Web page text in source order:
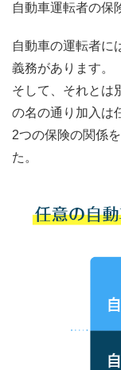
自動車運転者の保
自動車の運転者に
義務があります。
そして、それとは
の名の通り加入は
2つの保険の関係
た。